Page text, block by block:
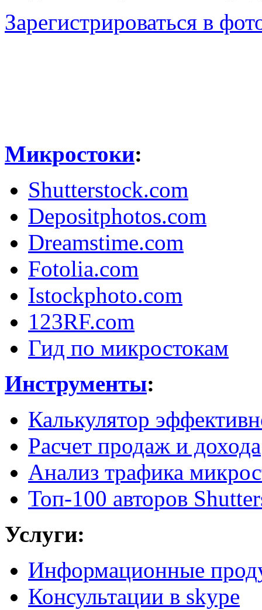
Зарегистрироваться в
Микростоки:
Shutterstock.com
Depositphotos.com
Dreamstime.com
Fotolia.com
Istockphoto.com
123RF.com
Гид по микростокам
Инструменты:
Калькулятор
Расчет продаж и дохода
Анализ трафика
Топ-100 авторов
Услуги:
Информационные
Консультации в skype